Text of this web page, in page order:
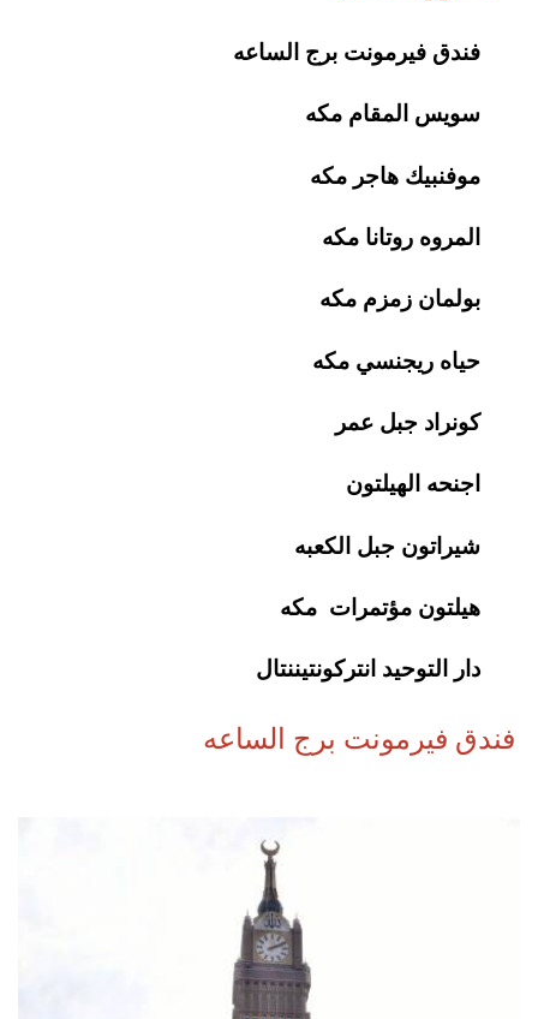
فندق فيرمونت برج الساعه
سويس المقام مكه
موفنبيك هاجر مكه
المروه روتانا مكه
بولمان زمزم مكه
حياه ريجنسي مكه
كونراد جبل عمر
اجنحه الهيلتون
شيراتون جبل الكعبه
هيلتون مؤتمرات مكه
دار التوحيد انتركونتيننتال
فندق فيرمونت برج الساعه